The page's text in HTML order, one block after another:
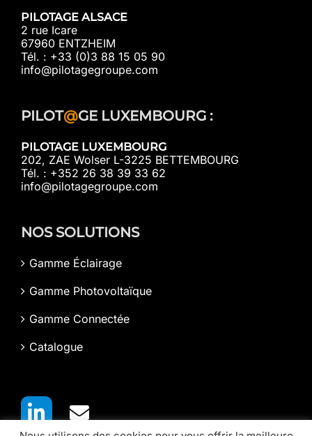
PILOTAGE ALSACE
2 rue Icare
67960 ENTZHEIM
Tél. : +33 (0)3 88 15 05 90
info@pilotagegroupe.com
PILOT@GE LUXEMBOURG :
PILOTAGE LUXEMBOURG
202, ZAE Wolser L-3225 BETTEMBOURG
Tél. : +352 26 38 39 33 62
info@pilotagegroupe.com
NOS SOLUTIONS
Gamme Éclairage
Gamme Photovoltaïque
Gamme Connectée
Catalogue